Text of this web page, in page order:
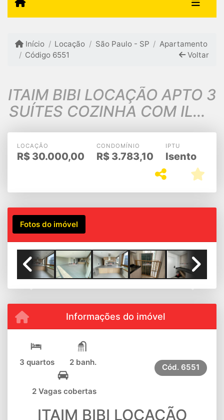
Início Locação São Paulo - SP
Apartamento
Código 6551
Voltar
ITAIM BIBI LOCAÇÃO APTO 3
SUÍTES COZINHA COM ILHA
2VGS 147m2 $30.000,00
LOCAÇÃO
R$ 30.000,00
CONDOMÍNIO
R$ 3.783,10
IPTU
Isento
Fotos do imóvel
Informações do imóvel
3 quartos 2 banh.
2 Vagas cobertas
Cód. 6551
ITAIM BIBI LOCAÇÃO